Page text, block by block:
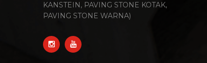
KANSTEIN, PAVING STONE KOTAK,
PAVING STONE WARNA)